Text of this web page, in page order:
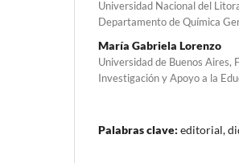
Universidad Nacional del
Departamento de Química
María Gabriela Lorenzo
Universidad de Buenos Aires,
Investigación y Apoyo a la
Palabras clave: editorial,